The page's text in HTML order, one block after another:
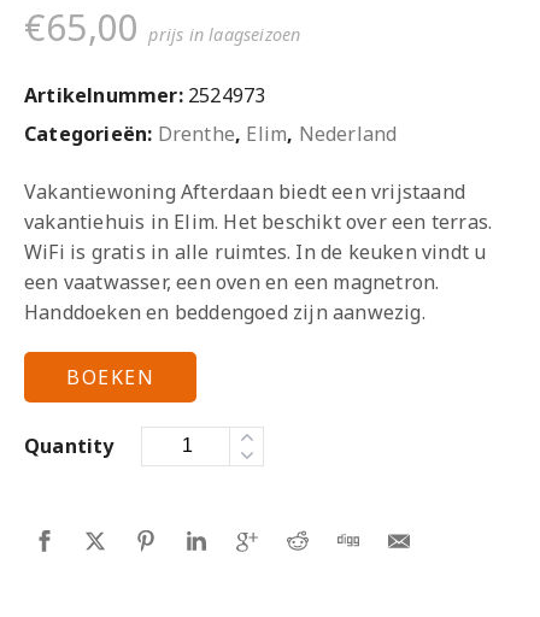
€65,00 prijs in laagseizoen
Artikelnummer: 2524973
Categorieën: Drenthe, Elim, Nederland
Vakantiewoning Afterdaan biedt een vrijstaand
vakantiehuis in Elim. Het beschikt over een terras.
WiFi is gratis in alle ruimtes. In de keuken vindt u
een vaatwasser, een oven en een magnetron.
Handdoeken en beddengoed zijn aanwezig.
BOEKEN
Quantity